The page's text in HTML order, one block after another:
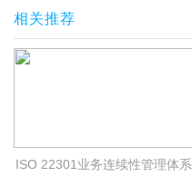
相关推荐
ISO 22301业务连续性管理体系